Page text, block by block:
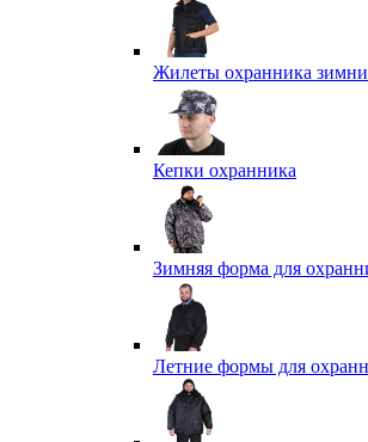
Жилеты охранника
Кепки охранника
Зимняя форма для
Летние формы для